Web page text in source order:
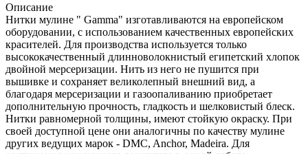
Описание
Нитки мулине " Gamma" изготавливаются на европейском
оборудовании, с использованием качественных европейских
красителей. Для производства используется только
высококачественный длинноволокнистый египетский хлопок
двойной мерсеризации. Нить из него не пушится при
вышивке и сохраняет великолепный внешний вид, а
благодаря мерсеризации и газоопаливанию приобретает
дополнительную прочность, гладкость и шелковистый блеск.
Нитки равномерной толщины, имеют стойкую окраску. При
своей доступной цене они аналогичны по качеству мулине
других ведущих марок - DMC, Anchor, Madeira. Для